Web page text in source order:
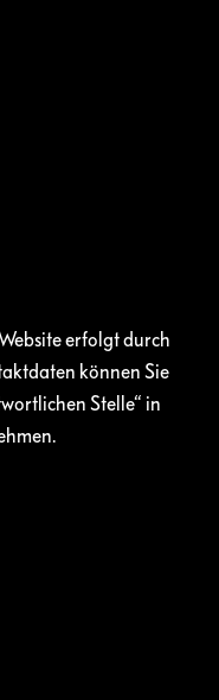
erfolgt durch
können Sie
Stelle“ in